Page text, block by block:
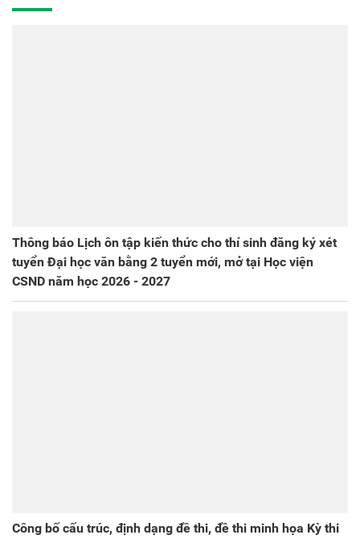
Thông báo Lịch ôn tập kiến thức cho thí sinh đăng ký xét
tuyển Đại học văn bằng 2 tuyển mới, mở tại Học viện
CSND năm học 2026 - 2027
Công bố cấu trúc, định dạng đề thi, đề thi minh họa Kỳ thi